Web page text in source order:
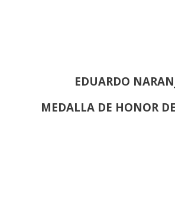
EDUARDO
MEDALLA DE HONOR